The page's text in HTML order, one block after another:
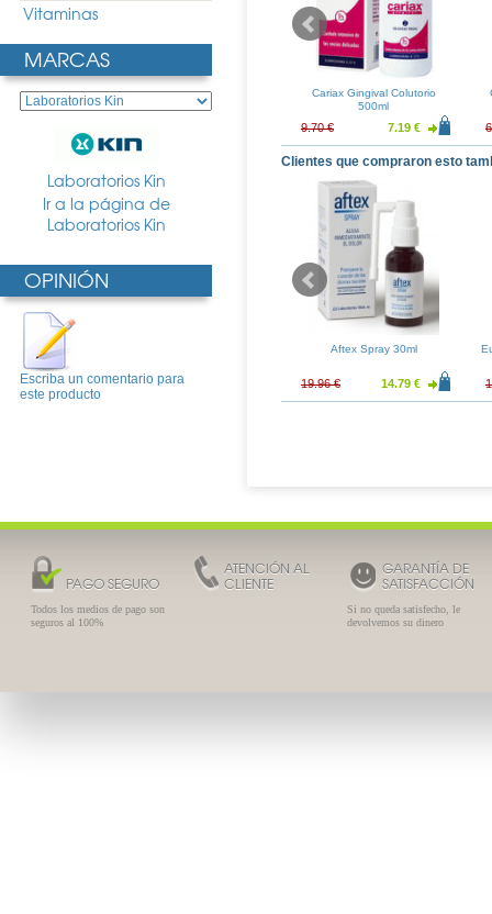
Vitaminas
MARCAS
Laboratorios Kin
Ir a la página de
Laboratorios Kin
OPINIÓN
Escriba un comentario para
este producto
Gel
15gr
Bexident Encias Gel Gingival
50ml
Cariax Gingival Colutorio
500ml
9.70 € 7.19 €
Clientes que compraron esto
Control
Pieles
50ml
19.51 € 9.93 €
Aftex Spray 30ml
19.96 € 14.79 €
PAGO SEGURO
Todos los medios de pago son
seguros al 100%
ATENCIÓN AL
CLIENTE
GARANTÍA DE
SATISFACCIÓN
Si no queda satisfecho, le
devolvemos su dinero